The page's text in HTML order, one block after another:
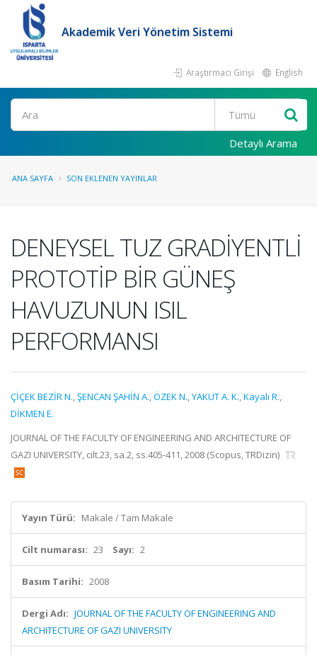
Akademik Veri Yönetim Sistemi
Araştırmacı Girişi English
Ara
Detaylı Arama
ANA SAYFA SON EKLENEN YAYINLAR
DENEYSEL TUZ GRADİYENTLİ
PROTOTİP BİR GÜNEŞ
HAVUZUNUN ISIL
PERFORMANSI
ÇİÇEK BEZİR N.,ŞENCAN ŞAHİN A.,ÖZEK N.,YAKUT A. K.,Kayalı R.,
DİKMEN E.
JOURNAL OF THE FACULTY OF ENGINEERING AND ARCHITECTURE OF
GAZI UNIVERSITY, cilt.23, sa.2, ss.405-411, 2008 (Scopus, TRDizin)
Yayın Türü: Makale / Tam Makale
Cilt numarası: 23 Sayı: 2
Basım Tarihi: 2008
Dergi Adı: JOURNAL OF THE FACULTY OF ENGINEERING AND
ARCHITECTURE OF GAZI UNIVERSITY